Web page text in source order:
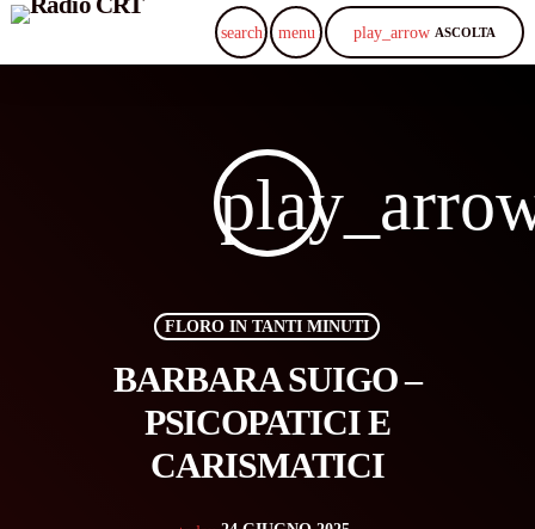
search menu play_arrow ASCOLTA
FLORO IN TANTI MINUTI
BARBARA SUIGO –
PSICOPATICI E
CARISMATICI